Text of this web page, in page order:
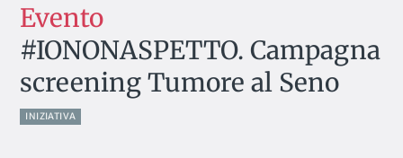
Evento
#IONONASPETTO. Campagna
screening Tumore al Seno
INIZIATIVA